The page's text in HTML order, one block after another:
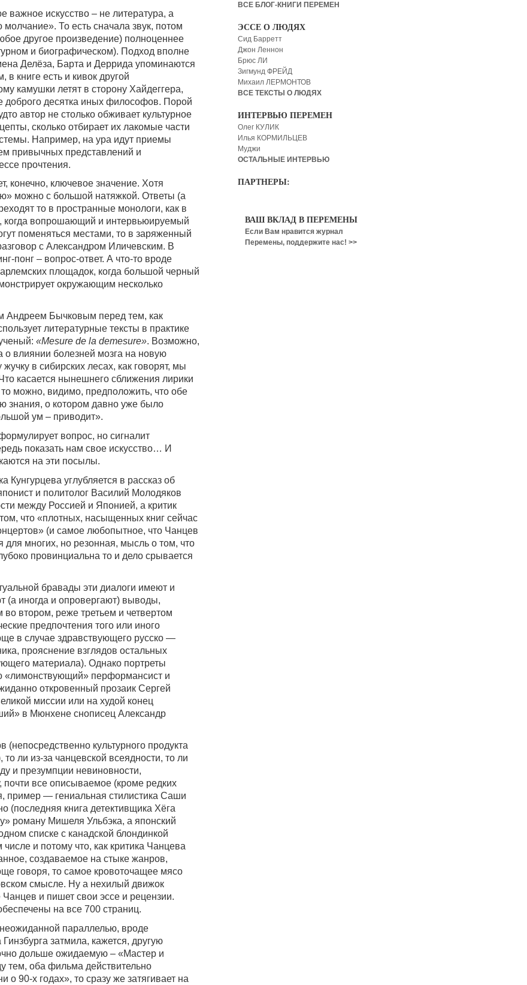
искусство – не литература, а
То есть сначала звук, потом
другое произведение) полноценнее
и биографическом). Подход вполне
Делёза, Барта и Деррида упоминаются
в книге есть и кивок другой
камушки летят в сторону Хайдеггера,
доброго десятка иных философов. Порой
автор не столько обживает культурное
сколько отбирает их лакомые части
Например, на ура идут приемы
привычных представлений и
прочтения.
конечно, ключевое значение. Хотя
можно с большой натяжкой. Ответы (а
то в пространные монологи, как в
вопрошающий и интервьюируемый
поменяться местами, то в заряженный
с Александром Иличевским. В
понг – вопрос-ответ. А что-то вроде
площадок, когда большой черный
окружающим несколько
Андреем Бычковым перед тем, как
литературные тексты в практике
«Mesure de la demesure». Возможно,
о влиянии болезней мозга на новую
в сибирских лесах, как говорят, мы
касается нынешнего сближения лирики
можно, видимо, предположить, что обе
знания, о котором давно уже было
ум – приводит».
вопрос, но сигналит
показать нам свое искусство… И
на эти посылы.
Кунгурцева углубляется в рассказ об
и политолог Василий Молодяков
между Россией и Японией, а критик
что «плотных, насыщенных книг сейчас
(и самое любопытное, что Чанцев
для многих, но резонная, мысль о том, что
провинциальна то и дело срывается
бравады эти диалоги имеют и
(а иногда и опровергают) выводы,
втором, реже третьем и четвертом
предпочтения того или иного
в случае здравствующего русско —
прояснение взглядов остальных
материала). Однако портреты
«лимонствующий» перформансист и
откровенный прозаик Сергей
миссии или на худой конец
в Мюнхене снописец Александр
культурного продукта
ли из-за чанцевской всеядности, то ли
и презумпции невиновности,
все описываемое (кроме редких
пример — гениальная стилистика Саши
(последняя книга детективщика Хёга
роману Мишеля Ульбэка, а японский
списке с канадской блондинкой
и потому что, как критика Чанцева
создаваемое на стыке жанров,
говоря, то самое кровоточащее мясо
смысле. Ну а нехилый движок
и пишет свои эссе и рецензии.
на все 700 страниц.
неожиданной параллелью, вроде
затмила, кажется, другую
дольше ожидаемую – «Мастер и
оба фильма действительно
о 90-х годах», то сразу же затягивает на
ВСЕ БЛОГ-КНИГИ ПЕРЕМЕН
ЭССЕ О ЛЮДЯХ
Сид Барретт
Джон Леннон
Брюс ЛИ
Зигмунд ФРЕЙД
Михаил ЛЕРМОНТОВ
ВСЕ ТЕКСТЫ О ЛЮДЯХ
ИНТЕРВЬЮ ПЕРЕМЕН
Олег КУЛИК
Илья КОРМИЛЬЦЕВ
Муджи
ОСТАЛЬНЫЕ ИНТЕРВЬЮ
ПАРТНЕРЫ:
ВАШ ВКЛАД В ПЕРЕМЕНЫ
Если Вам нравится журнал
Перемены, поддержите нас! >>